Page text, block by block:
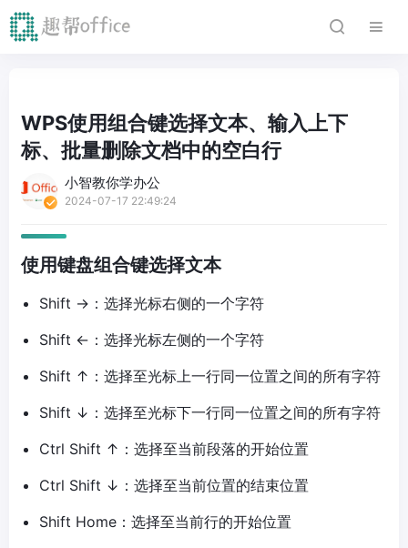
WPS使用组合键选择文本、输入上下
标、批量删除文档中的空白行
小智教你学办公
2024-07-17 22:49:24
使用键盘组合键选择文本
Shift →：选择光标右侧的一个字符
Shift ←：选择光标左侧的一个字符
Shift ↑：选择至光标上一行同一位置之间的所有字符
Shift ↓：选择至光标下一行同一位置之间的所有字符
Ctrl Shift ↑：选择至当前段落的开始位置
Ctrl Shift ↓：选择至当前位置的结束位置
Shift Home：选择至当前行的开始位置